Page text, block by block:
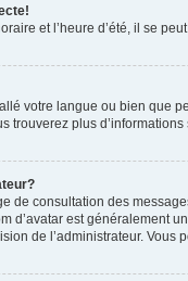
et l’heure d’été, il se
votre langue ou bien que
plus
de consultation des
est généralement
de l’administrateur.